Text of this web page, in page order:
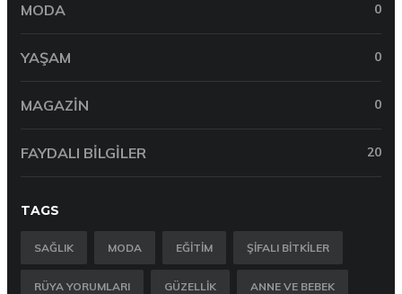
MODA 0
YAŞAM 0
MAGAZIN 0
FAYDALI BILGILER 20
TAGS
SAĞLIK MODA EĞITIM ŞIFALI BITKILER
RÜYA YORUMLARI GÜZELLIK ANNE VE BEBEK